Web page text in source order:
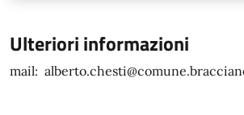
Ulteriori informazioni
mail: